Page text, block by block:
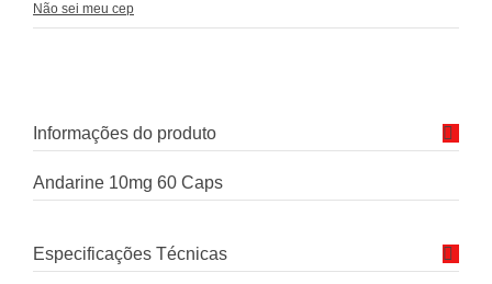
Não sei meu cep
Informações do produto
Andarine 10mg 60 Caps
Especificações Técnicas